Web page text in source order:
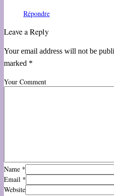
Répondre
Leave a Reply
Your email address will not be
marked *
Your Comment
Name *
Email *
Website